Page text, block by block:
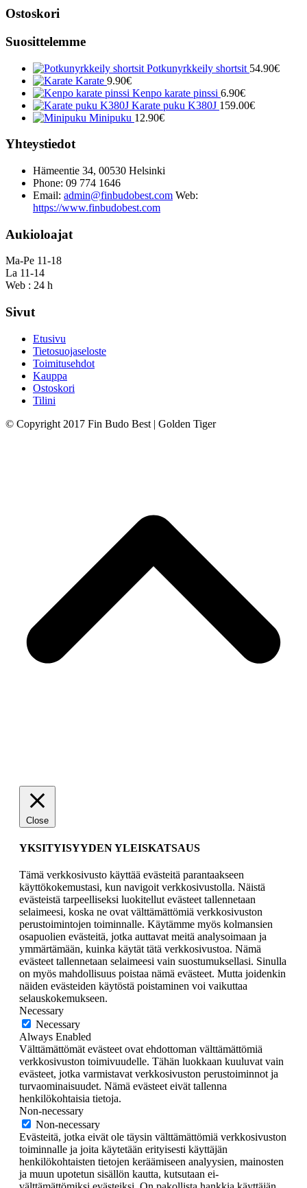
Ostoskori
Suosittelemme
Potkunyrkkeily shortsit 54.90€
Karate 9.90€
Kenpo karate pinssi 6.90€
Karate puku K380J 159.00€
Minipuku 12.90€
Yhteystiedot
Hämeentie 34, 00530 Helsinki
Phone: 09 774 1646
Email: admin@finbudobest.com Web:
https://www.finbudobest.com
Aukioloajat
Ma-Pe 11-18
La 11-14
Web : 24 h
Sivut
Etusivu
Tietosuojaseloste
Toimitusehdot
Kauppa
Ostoskori
Tilini
© Copyright 2017 Fin Budo Best | Golden Tiger
Close
YKSITYISYYDEN YLEISKATSAUS
Tämä verkkosivusto käyttää evästeitä parantaakseen
käyttökokemustasi, kun navigoit verkkosivustolla. Näistä
evästeistä tarpeelliseksi luokitellut evästeet tallennetaan
selaimeesi, koska ne ovat välttämättömiä verkkosivuston
perustoimintojen toiminnalle. Käytämme myös kolmansien
osapuolien evästeitä, jotka auttavat meitä analysoimaan ja
ymmärtämään, kuinka käytät tätä verkkosivustoa. Nämä
evästeet tallennetaan selaimeesi vain suostumuksellasi. Sinulla
on myös mahdollisuus poistaa nämä evästeet. Mutta joidenkin
näiden evästeiden käytöstä poistaminen voi vaikuttaa
selauskokemukseen.
Necessary
Necessary
Always Enabled
Välttämättömät evästeet ovat ehdottoman välttämättömiä
verkkosivuston toimivuudelle. Tähän luokkaan kuuluvat vain
evästeet, jotka varmistavat verkkosivuston perustoiminnot ja
turvaominaisuudet. Nämä evästeet eivät tallenna
henkilökohtaisia tietoja.
Non-necessary
Non-necessary
Evästeitä, jotka eivät ole täysin välttämättömiä verkkosivuston
toiminnalle ja joita käytetään erityisesti käyttäjän
henkilökohtaisten tietojen keräämiseen analyysien, mainosten
ja muun upotetun sisällön kautta, kutsutaan ei-